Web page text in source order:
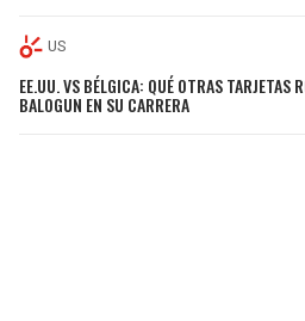
US
EE.UU. VS BÉLGICA: QUÉ OTRAS TARJETAS
BALOGUN EN SU CARRERA